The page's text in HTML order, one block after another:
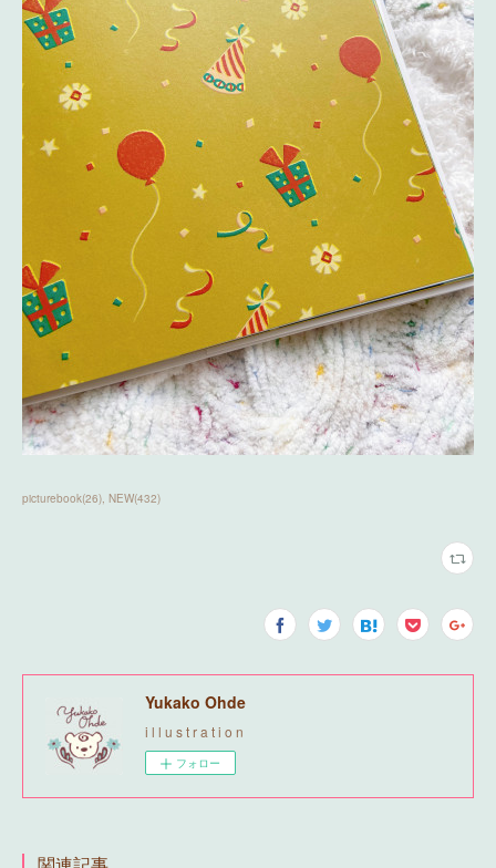
picturebook(26) NEW(432)
Yukako Ohde
i l l u s t r a t i o n
フォロー